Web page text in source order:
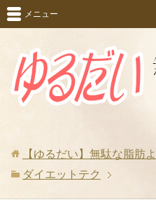
メニュー
【ゆるだい】無駄な脂肪
ダイエットテク